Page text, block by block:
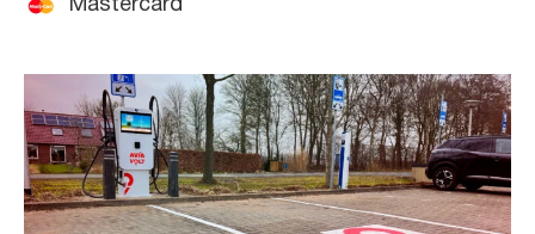
Mastercard